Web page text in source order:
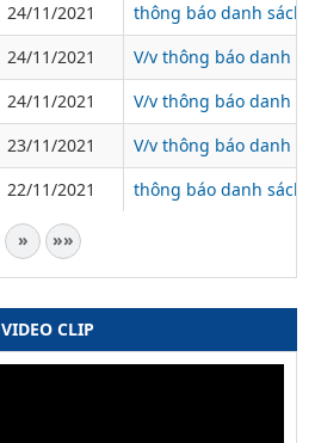
24/11/2021
thông báo danh sách
24/11/2021
V/v thông báo danh
24/11/2021
V/v thông báo danh
23/11/2021
V/v thông báo danh
22/11/2021 thông báo danh sách
» »»
VIDEO CLIP